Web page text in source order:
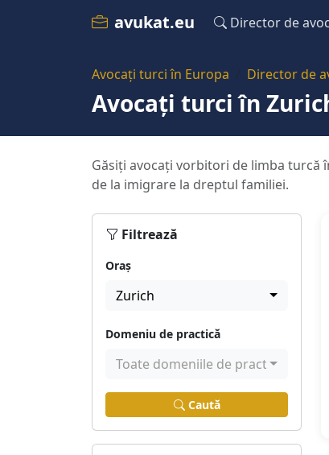
avukat.eu Director de
Avocați turci în Europa Director de
Avocați turci în
Găsiți avocați vorbitori de limba
de la imigrare la dreptul familiei.
Filtrează
Oraș
Zurich
Domeniu de practică
Toate domeniile de practică
Caută